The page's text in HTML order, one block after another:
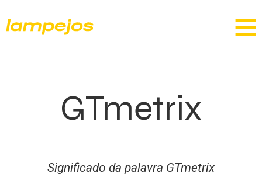
GTmetrix
Significado da palavra GTmetrix